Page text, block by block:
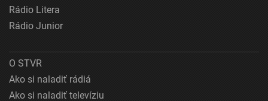
Rádio Litera
Rádio Junior
O STVR
Ako si naladiť rádiá
Ako si naladiť televíziu